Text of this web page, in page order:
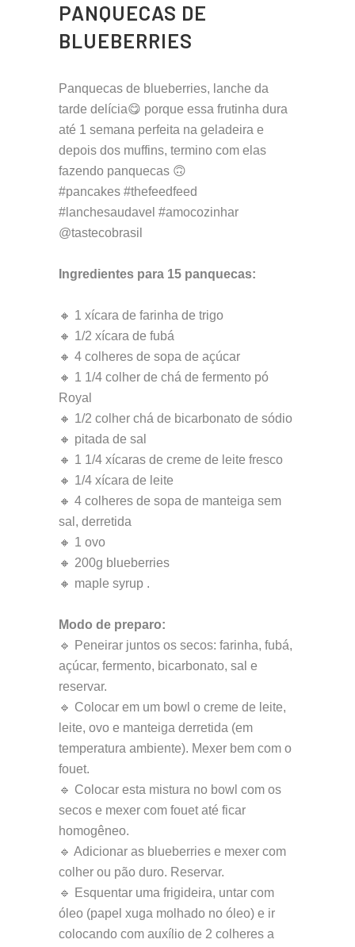
PANQUECAS DE
BLUEBERRIES
Panquecas de blueberries, lanche da
tarde delícia😋 porque essa frutinha dura
até 1 semana perfeita na geladeira e
depois dos muffins, termino com elas
fazendo panquecas 🙃
#pancakes #thefeedfeed
#lanchesaudavel #amocozinhar
@tastecobrasil
Ingredientes para 15 panquecas:
🔸 1 xícara de farinha de trigo
🔸 1/2 xícara de fubá
🔸 4 colheres de sopa de açúcar
🔸 1 1/4 colher de chá de fermento pó
Royal
🔸 1/2 colher chá de bicarbonato de sódio
🔸 pitada de sal
🔸 1 1/4 xícaras de creme de leite fresco
🔸 1/4 xícara de leite
🔸 4 colheres de sopa de manteiga sem
sal, derretida
🔸 1 ovo
🔸 200g blueberries
🔸 maple syrup .
Modo de preparo:
🔹 Peneirar juntos os secos: farinha, fubá,
açúcar, fermento, bicarbonato, sal e
reservar.
🔹 Colocar em um bowl o creme de leite,
leite, ovo e manteiga derretida (em
temperatura ambiente). Mexer bem com o
fouet.
🔹 Colocar esta mistura no bowl com os
secos e mexer com fouet até ficar
homogêneo.
🔹 Adicionar as blueberries e mexer com
colher ou pão duro. Reservar.
🔹 Esquentar uma frigideira, untar com
óleo (papel xuga molhado no óleo) e ir
colocando com auxílio de 2 colheres a